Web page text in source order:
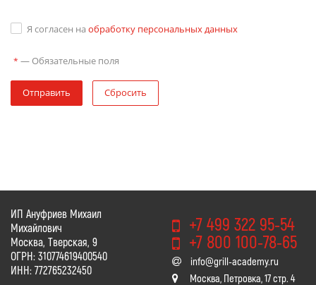
Я согласен на обработку персональных данных
* — Обязательные поля
Отправить Сбросить
ИП Ануфриев Михаил
Михайлович
Москва, Тверская, 9
ОГРН: 310774619400540
ИНН: 772765232450
+7 499 322 95-54
+7 800 100-78-65
info@grill-academy.ru
Москва, Петровка, 17 стр. 4